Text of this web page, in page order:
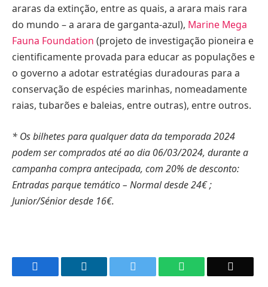
araras da extinção, entre as quais, a arara mais rara
do mundo – a arara de garganta-azul), Marine Mega
Fauna Foundation (projeto de investigação pioneira e
cientificamente provada para educar as populações e
o governo a adotar estratégias duradouras para a
conservação de espécies marinhas, nomeadamente
raias, tubarões e baleias, entre outras), entre outros.
* Os bilhetes para qualquer data da temporada 2024
podem ser comprados até ao dia 06/03/2024, durante a
campanha compra antecipada, com 20% de desconto:
Entradas parque temático – Normal desde 24€ ;
Junior/Sénior desde 16€.
WhatsApp